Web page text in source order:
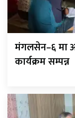
मंगलसेन–६ मा
कार्यक्रम सम्पन्न